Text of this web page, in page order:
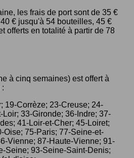
les frais de port sont de 35 €
€ jusqu'à 54 bouteilles, 45 €
offerts en totalité à partir de 78
à cinq semaines) est offert à
:
19-Corrèze; 23-Creuse; 24-
Loir; 33-Gironde; 36-Indre; 37-
41-Loir-et-Cher; 45-Loiret;
Oise; 75-Paris; 77-Seine-et-
Vienne; 87-Haute-Vienne; 91-
Seine; 93-Seine-Saint-Denis;